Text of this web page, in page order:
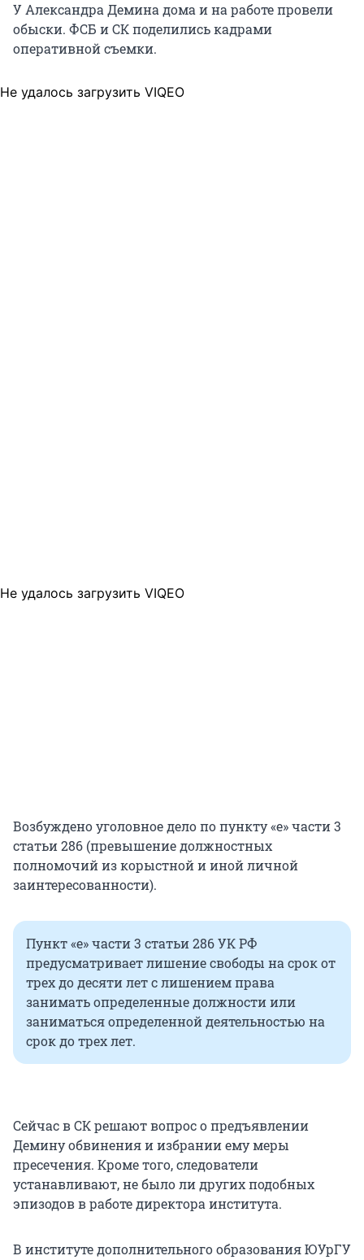
У Александра Демина дома и на работе провели
обыски. ФСБ и СК поделились кадрами
оперативной съемки.
Не удалось загрузить VIQEO
Не удалось загрузить VIQEO
Возбуждено уголовное дело по пункту «е» части 3
статьи 286 (превышение должностных
полномочий из корыстной и иной личной
заинтересованности).
Пункт «е» части 3 статьи 286 УК РФ
предусматривает лишение свободы на срок от
трех до десяти лет с лишением права
занимать определенные должности или
заниматься определенной деятельностью на
срок до трех лет.
Сейчас в СК решают вопрос о предъявлении
Демину обвинения и избрании ему меры
пресечения. Кроме того, следователи
устанавливают, не было ли других подобных
эпизодов в работе директора института.
В институте дополнительного образования ЮУрГУ